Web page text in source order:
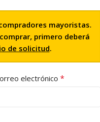
mayoristas.
primero deberá
de solicitud.
electrónico *